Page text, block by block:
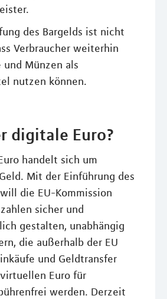
des Bargelds ist nicht
Verbraucher weiterhin
und Münzen als
nutzen können.
digitale Euro?
handelt sich um
Mit der Einführung des
die EU-Kommission
sicher und
gestalten, unabhängig
die außerhalb der EU
und Geldtransfer
Euro für
werden. Derzeit